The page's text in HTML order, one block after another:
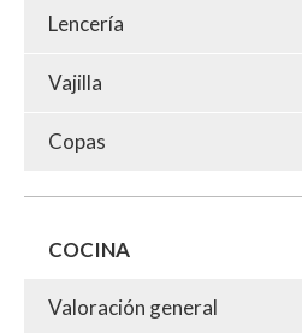
Lencería
Vajilla
Copas
COCINA
Valoración general